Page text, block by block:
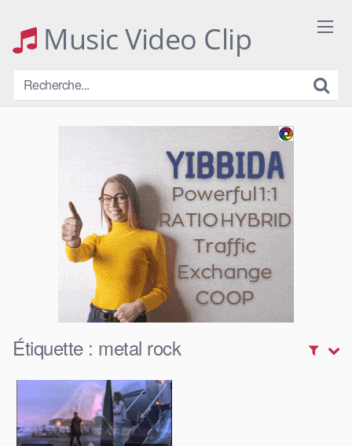
contentMusic Video Clip
Étiquette : metal rock